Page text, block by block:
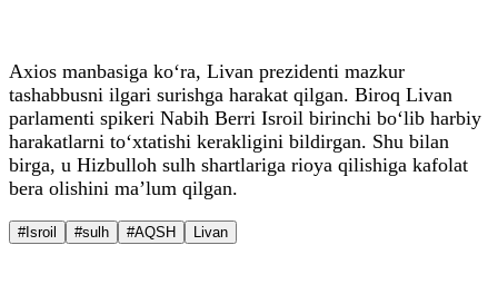
Axios manbasiga ko‘ra, Livan prezidenti mazkur
tashabbusni ilgari surishga harakat qilgan. Biroq Livan
parlamenti spikeri Nabih Berri Isroil birinchi bo‘lib harbiy
harakatlarni to‘xtatishi kerakligini bildirgan. Shu bilan
birga, u Hizbulloh sulh shartlariga rioya qilishiga kafolat
bera olishini ma’lum qilgan.
#Isroil #sulh #AQSH Livan